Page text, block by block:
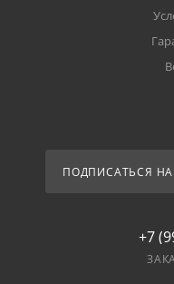
ПОДПИСАТЬСЯ
+7